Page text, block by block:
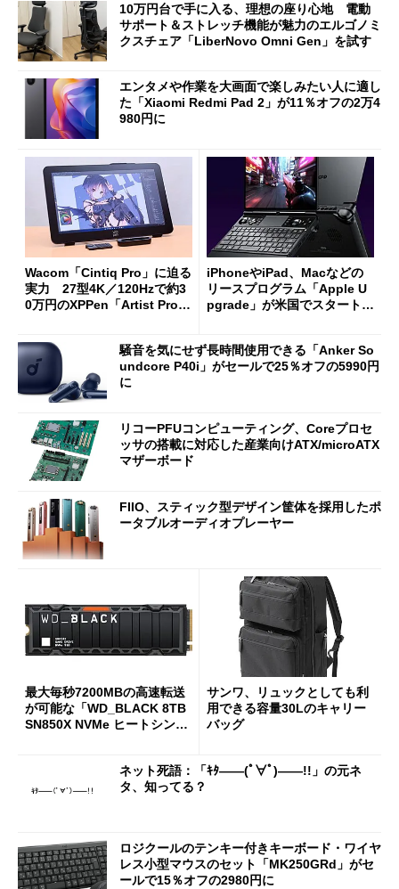
10万円台で手に入る、理想の座り心地 電動
サポート＆ストレッチ機能が魅力のエルゴノミ
クスチェア「LiberNovo Omni Gen」を試す
エンタメや作業を大画面で楽しみたい人に適し
た「Xiaomi Redmi Pad 2」が11％オフの2万4
980円に
Wacom「Cintiq Pro」に迫る
実力 27型4K／120Hzで約3
0万円のXPPen「Artist Pro 2
iPhoneやiPad、Macなどの
リースプログラム「Apple U
pgrade」が米国でスタート／
ut」が明...
騒音を気にせず長時間使用できる「Anker So
undcore P40i」がセールで25％オフの5990円
に
リコーPFUコンピューティング、Coreプロセ
ッサの搭載に対応した産業向けATX/microATX
マザーボード
FIIO、スティック型デザイン筐体を採用したポ
ータブルオーディオプレーヤー
最大毎秒7200MBの高速転送
が可能な「WD_BLACK 8TB
SN850X NVMe ヒートシンク
サンワ、リュックとしても利
用できる容量30Lのキャリー
バッグ
ネット死語：「ｷﾀ――(ﾟ∀ﾟ)――!!」の元ネ
タ、知ってる？
ロジクールのテンキー付きキーボード・ワイヤ
レス小型マウスのセット「MK250GRd」がセ
ールで15％オフの2980円に